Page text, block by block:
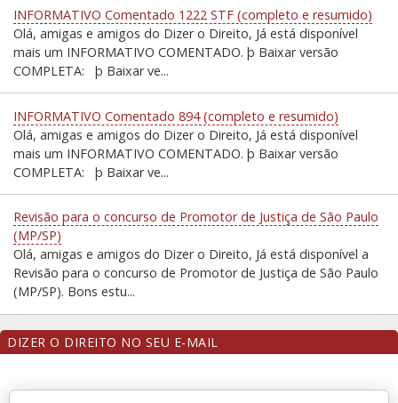
INFORMATIVO Comentado 1222 STF (completo e resumido)
Olá, amigas e amigos do Dizer o Direito, Já está disponível
mais um INFORMATIVO COMENTADO. þ Baixar versão
COMPLETA: þ Baixar ve...
INFORMATIVO Comentado 894 (completo e resumido)
Olá, amigas e amigos do Dizer o Direito, Já está disponível
mais um INFORMATIVO COMENTADO. þ Baixar versão
COMPLETA: þ Baixar ve...
Revisão para o concurso de Promotor de Justiça de São Paulo
(MP/SP)
Olá, amigas e amigos do Dizer o Direito, Já está disponível a
Revisão para o concurso de Promotor de Justiça de São Paulo
(MP/SP). Bons estu...
DIZER O DIREITO NO SEU E-MAIL